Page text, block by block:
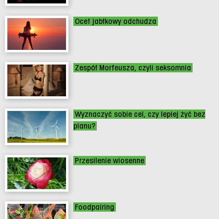
Ocet jabłkowy odchudza
Zespół Morfeusza, czyli seksomnia
Wyznaczyć sobie cel, czy lepiej żyć bez
planu?
Przesilenie wiosenne
Foodpairing